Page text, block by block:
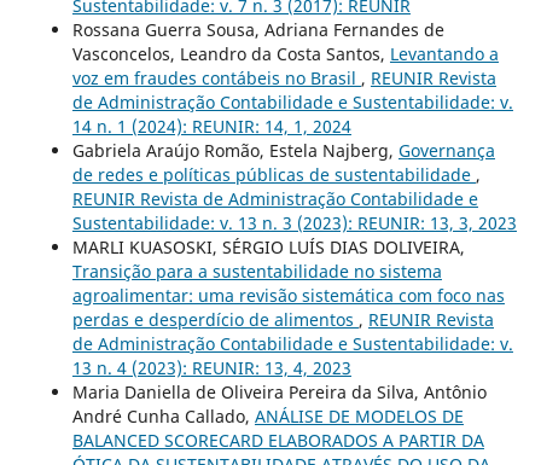
Sustentabilidade: v. 7 n. 3 (2017): REUNIR
Rossana Guerra Sousa, Adriana Fernandes de
Vasconcelos, Leandro da Costa Santos, Levantando a
voz em fraudes contábeis no Brasil , REUNIR Revista
de Administração Contabilidade e Sustentabilidade: v.
14 n. 1 (2024): REUNIR: 14, 1, 2024
Gabriela Araújo Romão, Estela Najberg, Governança
de redes e políticas públicas de sustentabilidade ,
REUNIR Revista de Administração Contabilidade e
Sustentabilidade: v. 13 n. 3 (2023): REUNIR: 13, 3, 2023
MARLI KUASOSKI, SÉRGIO LUÍS DIAS DOLIVEIRA,
Transição para a sustentabilidade no sistema
agroalimentar: uma revisão sistemática com foco nas
perdas e desperdício de alimentos , REUNIR Revista
de Administração Contabilidade e Sustentabilidade: v.
13 n. 4 (2023): REUNIR: 13, 4, 2023
Maria Daniella de Oliveira Pereira da Silva, Antônio
André Cunha Callado, ANÁLISE DE MODELOS DE
BALANCED SCORECARD ELABORADOS A PARTIR DA